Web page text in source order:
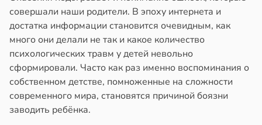
совершали наши родители. В эпоху интернета и
достатка информации становится очевидным, как
много они делали не так и какое количество
психологических травм у детей невольно
сформировали. Часто как раз именно воспоминания о
собственном детстве, помноженные на сложности
современного мира, становятся причиной боязни
заводить ребёнка.